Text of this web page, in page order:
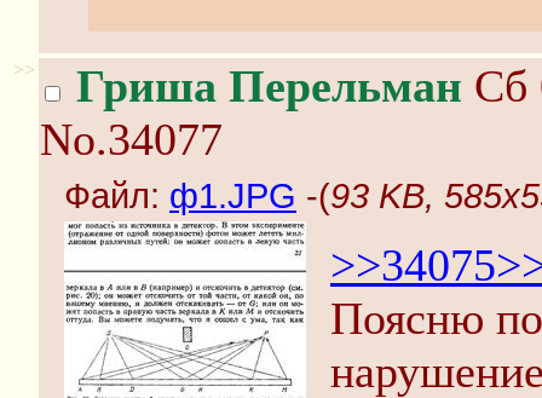
>> Гриша Перельман Сб
No.34077
Файл: ф1.JPG -(93 KB,
>>34075
Поясню